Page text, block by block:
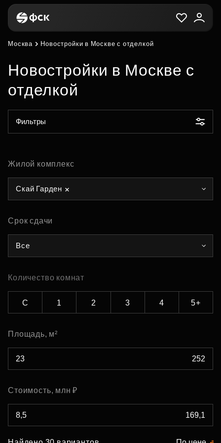
Москва Новостройки в Москве с отделкой
Новостройки в Москве с
отделкой
Фильтры
Жилой комплекс
Скай Гарден
Срок сдачи
Все
Количество комнат
С 1 2 3 4 5+
Площадь, м²
Стоимость, млн ₽